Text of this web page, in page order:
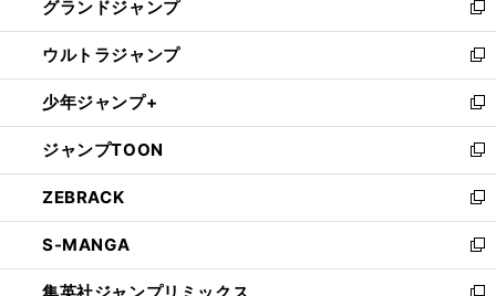
で
開
く
ド
ウ
で
開
く
ィ
ン
ド
ウ
で
開
く
い
ウ
ィ
ン
ド
ウ
で
開
く
グランドジャンプ
新
し
い
ウ
ィ
ン
ド
ウ
で
開
く
ウルトラジャンプ
新
し
い
ウ
ィ
ン
ド
ウ
で
開
く
少年ジャンプ+
新
し
い
ウ
ィ
ン
ド
ウ
ジャンプTOON
新
し
い
ウ
ィ
ン
ZEBRACK
新
し
い
ウ
S-MANGA
新
し